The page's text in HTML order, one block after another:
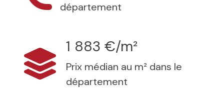
département
1 883 €/m²
Prix médian au m² dans le
département